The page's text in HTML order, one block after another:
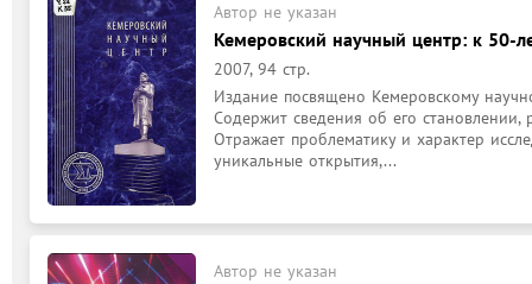
Автор не указан
Кемеровский научный центр: к 50-
2007, 94 стр.
Издание посвящено Кемеровскому
Содержит сведения об его становлении,
Отражает проблематику и характер
уникальные открытия,...
Автор не указан